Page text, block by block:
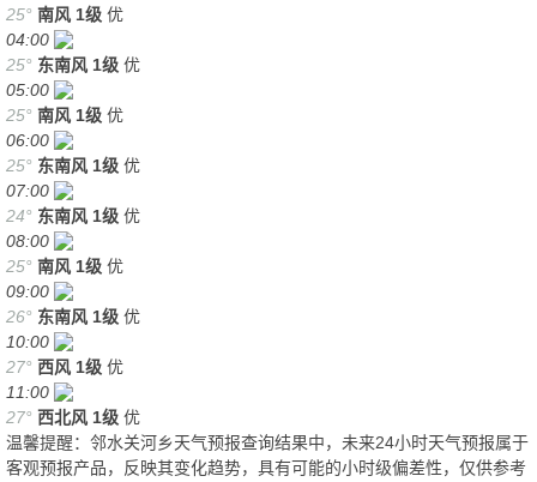
25° 南风 1级 优
04:00
25° 东南风 1级 优
05:00
25° 南风 1级 优
06:00
25° 东南风 1级 优
07:00
24° 东南风 1级 优
08:00
25° 南风 1级 优
09:00
26° 东南风 1级 优
10:00
27° 西风 1级 优
11:00
27° 西北风 1级 优
温馨提醒：邻水关河乡天气预报查询结果中，未来24小时天气预报属于
客观预报产品，反映其变化趋势，具有可能的小时级偏差性，仅供参考